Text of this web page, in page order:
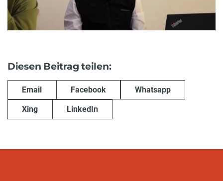
Diesen Beitrag teilen:
Email Facebook Whatsapp
Xing LinkedIn